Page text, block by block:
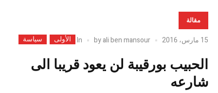
مقالة
15 مارس، 2016 byali ben mansour
In الأولى سياسة
الحبيب بورقيبة لن يعود قريبا الى
شارعه